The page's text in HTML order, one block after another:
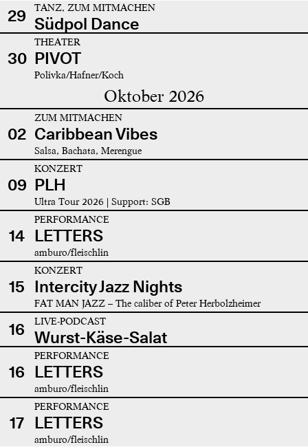
29 TANZ, ZUM MITMACHEN
Südpol Dance
30
THEATER
PIVOT
Polivka/Hafner/Koch
Oktober 2026
02
ZUM MITMACHEN
Caribbean Vibes
Salsa, Bachata, Merengue
09
KONZERT
PLH
Ultra Tour 2026 | Support: SGB
14
PERFORMANCE
LETTERS
amburo/fleischlin
15
KONZERT
Intercity Jazz Nights
FAT MAN JAZZ – The caliber of Peter Herbolzheimer
16 LIVE-PODCAST
Wurst-Käse-Salat
16
PERFORMANCE
LETTERS
amburo/fleischlin
17
PERFORMANCE
LETTERS
amburo/fleischlin